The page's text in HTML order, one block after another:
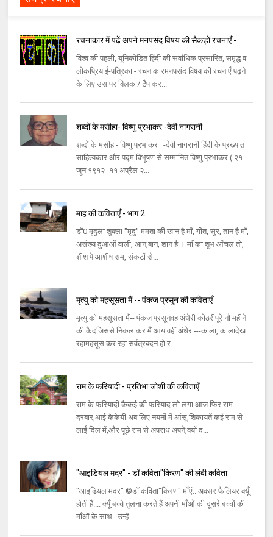
रचनाकार में पढ़ें अपने मनपसंद विषय की सैकड़ों रचनाएँ -
विश्व की पहली, यूनिकोडित हिंदी की सर्वाधिक प्रसारित, समृद्ध व
लोकप्रिय ई-पत्रिका - रचनाकारमनपसंद विषय की रचनाएँ पढ़ने
के लिए उस पर क्लिक / टैप कर...
शब्दों के मसीहा- विष्णु प्रभाकर -देवी नागरानी
शब्दों के मसीहा- विष्णु प्रभाकर -देवी नागरानी हिंदी के प्रख्यात
साहित्यकार और पद्म विभूषण से सम्मानित विष्णु प्रभाकर ( २१
जून १९१२- ११ अप्रैल २...
माह की कविताएँ - भाग 2
डॉ0 मृदुला शुक्ला "मृदु" ममता की खान है माँ, गीत, सुर, तान है माँ,
असंख्य दुआओं वाली, आन,बान, शान है । माँ का शुभ आँचल तो,
शीश पे आशीष सम, संकटों से...
मृत्यु को महसूसता मैं -- पंकज प्रसून की कविताएँ
मृत्यु को महसूसता मैं-- पंकज प्रसूनवह अंधेरी कोठरीपूरे नौ महीने
की कैदजिससे निकल कर मैं आयावहीं अंधेरा---काला, कालादेख
रहामहसूस कर रहा सर्वत्रबदन हो र...
राम के फरियादी - प्रतिभा जोशी की कविताएँ
राम के फ़रियादी कैकई की फरियाद लो लगा आज फिर राम
दरबार,आई कैकेयी अब लिए नयनों में आंसू,शिकायतें कई राम से
लाई दिल में,और पूछे राम से अपराध अपने,क्यों द...
"आइडियल मदर" - डॉ कविता"किरण" की लंबी कविता
"आइडियल मदर" ©डॉ कविता"किरण" माँएं.. अक्सर फैलियर क्यूँ
होती हैं.... क्यूँ बच्चे तुलना करते हैं अपनी माँओं की दूसरे बच्चों की
माँओं के साथ.. उन्हें ...